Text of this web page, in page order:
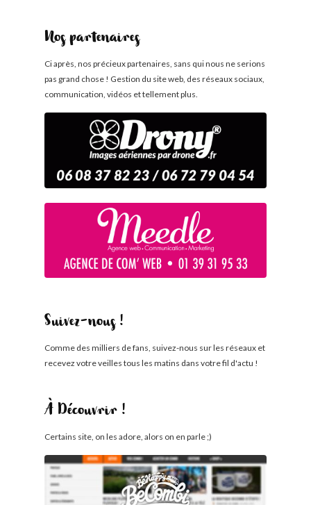
Nos partenaires
Ci après, nos précieux partenaires, sans qui nous ne serions
pas grand chose ! Gestion du site web, des réseaux sociaux,
communication, vidéos et tellement plus.
Suivez-nous !
Comme des milliers de fans, suivez-nous sur les réseaux et
recevez votre veilles tous les matins dans votre fil d'actu !
À Découvrir !
Certains site, on les adore, alors on en parle ;)